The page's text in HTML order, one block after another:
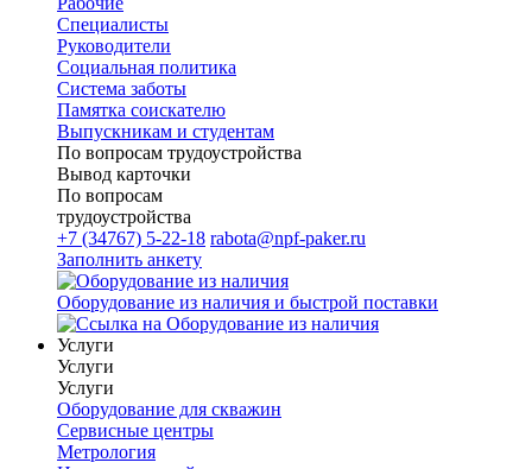
Специалисты
Руководители
Cоциальная политика
Система заботы
Памятка соискателю
Выпускникам и студентам
По вопросам трудоустройства
Вывод карточки
По вопросам
трудоустройства
+7 (34767) 5-22-18 rabota@npf-paker.ru
Заполнить анкету
Оборудование из наличия и быстрой поставки
Услуги
Услуги
Услуги
Оборудование для скважин
Сервисные центры
Метрология